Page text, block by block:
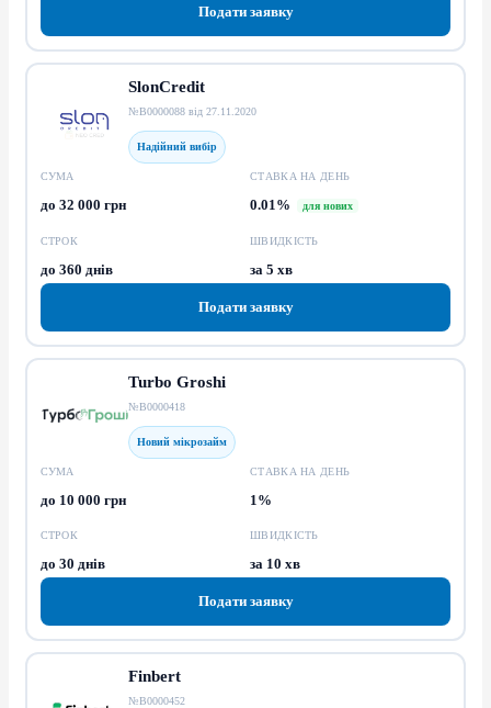
Подати заявку
SlonCredit
№В0000088 від 27.11.2020
Надійний вибір
СУМА
до 32 000 грн
СТАВКА НА ДЕНЬ
0.01% для нових
СТРОК
до 360 днів
ШВИДКІСТЬ
за 5 хв
Подати заявку
Turbo Groshi
№В0000418
Новий мікрозайм
СУМА
до 10 000 грн
СТАВКА НА ДЕНЬ
1%
СТРОК
до 30 днів
ШВИДКІСТЬ
за 10 хв
Подати заявку
Finbert
№В0000452